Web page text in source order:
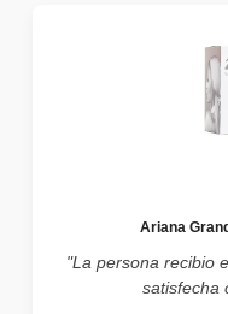
Ariana
"La persona recibio
satisfecha